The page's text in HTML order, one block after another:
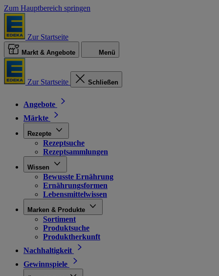
Zum Hauptbereich springen
Zur Startseite
Markt & Angebote Menü
Zur Startseite Schließen
Angebote
Märkte
Rezepte
Rezeptsuche
Rezeptsammlungen
Wissen
Bewusste Ernährung
Ernährungsformen
Lebensmittelwissen
Marken & Produkte
Sortiment
Produktsuche
Produktherkunft
Nachhaltigkeit
Gewinnspiele